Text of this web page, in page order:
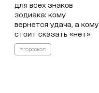
для всех знаков
зодиака: кому
вернется удача, а кому
стоит сказать «нет»
#гороскоп